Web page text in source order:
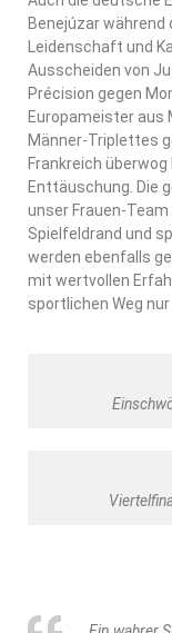
Benejúzar
Leidenschaft und
Ausscheiden von
Précision gegen
Europameister aus
Männer-Triplettes
Frankreich
Enttäuschung. Die
unser Frauen-
Spielfeldrand und
werden ebenfalls
mit wertvollen
sportlichen Weg